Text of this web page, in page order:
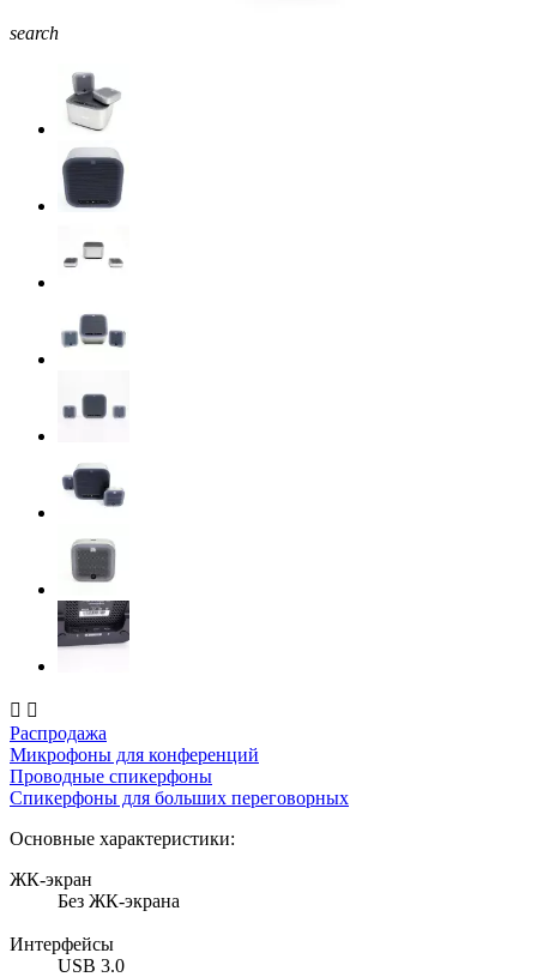
search
 
Распродажа
Микрофоны для конференций
Проводные спикерфоны
Спикерфоны для больших переговорных
Основные характеристики:
ЖК-экран
Без ЖК-экрана
Интерфейсы
USB 3.0